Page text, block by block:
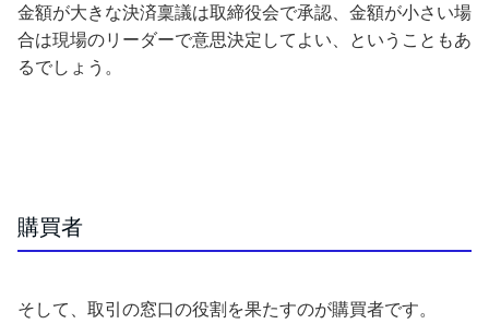
金額が大きな決済稟議は取締役会で承認、金額が小さい場
合は現場のリーダーで意思決定してよい、ということもあ
るでしょう。
購買者
そして、取引の窓口の役割を果たすのが購買者です。